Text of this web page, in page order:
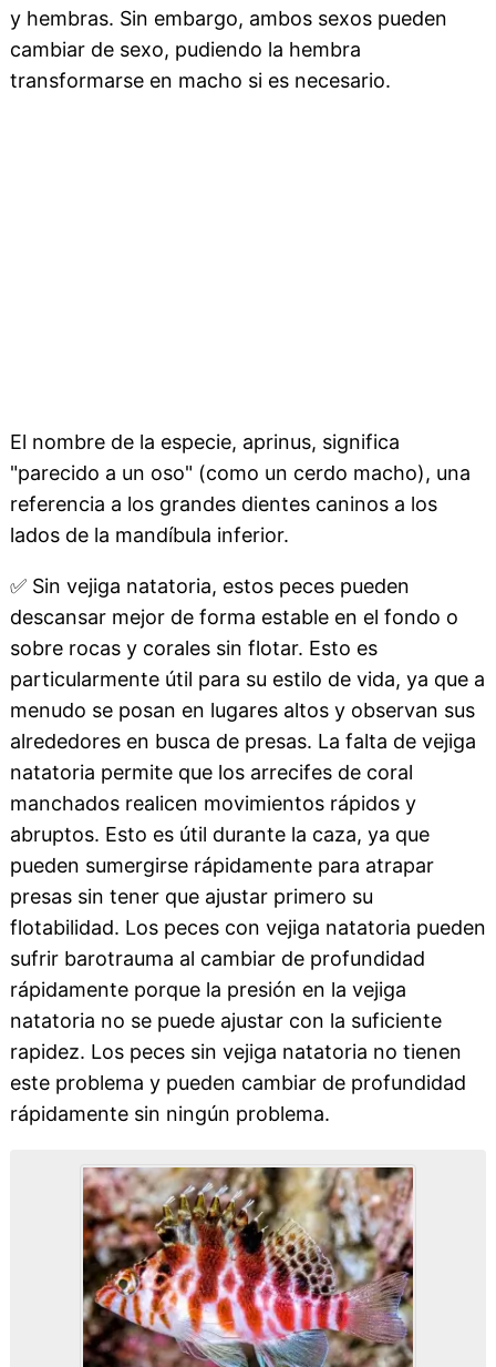
y hembras. Sin embargo, ambos sexos pueden
cambiar de sexo, pudiendo la hembra
transformarse en macho si es necesario.
El nombre de la especie, aprinus, significa
"parecido a un oso" (como un cerdo macho), una
referencia a los grandes dientes caninos a los
lados de la mandíbula inferior.
✅Sin vejiga natatoria, estos peces pueden
descansar mejor de forma estable en el fondo o
sobre rocas y corales sin flotar. Esto es
particularmente útil para su estilo de vida, ya que a
menudo se posan en lugares altos y observan sus
alrededores en busca de presas. La falta de vejiga
natatoria permite que los arrecifes de coral
manchados realicen movimientos rápidos y
abruptos. Esto es útil durante la caza, ya que
pueden sumergirse rápidamente para atrapar
presas sin tener que ajustar primero su
flotabilidad. Los peces con vejiga natatoria pueden
sufrir barotrauma al cambiar de profundidad
rápidamente porque la presión en la vejiga
natatoria no se puede ajustar con la suficiente
rapidez. Los peces sin vejiga natatoria no tienen
este problema y pueden cambiar de profundidad
rápidamente sin ningún problema.